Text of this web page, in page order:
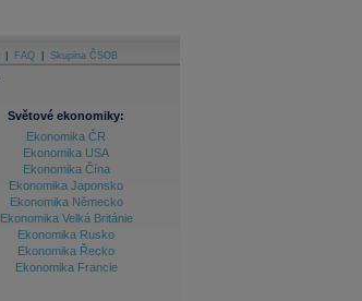
FAQ Skupina ČSOB
Světové ekonomiky:
Ekonomika ČR
Ekonomika USA
Ekonomika Čína
Ekonomika Japonsko
Ekonomika Německo
Ekonomika Velká Británie
Ekonomika Rusko
Ekonomika Řecko
Ekonomika Francie